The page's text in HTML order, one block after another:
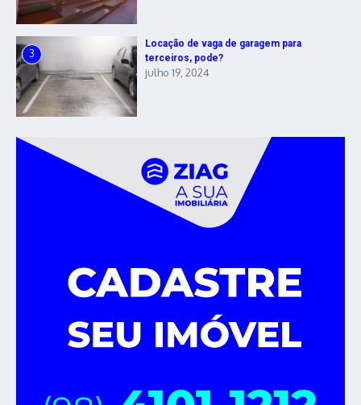
3
Locação de vaga de garagem para
terceiros, pode?
julho 19, 2024